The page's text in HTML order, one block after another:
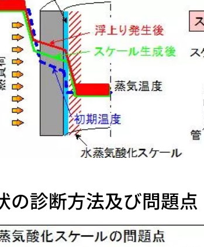
の診断方法及び問題点